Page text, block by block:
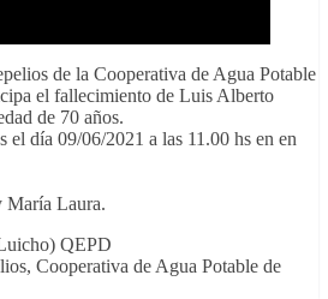
de la Cooperativa de Agua Potable
el fallecimiento de Luis Alberto
de 70 años.
el día 09/06/2021 a las 11.00 hs en en
Laura.
QEPD
Cooperativa de Agua Potable de